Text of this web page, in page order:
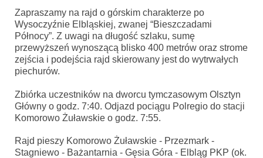
Zapraszamy na rajd o górskim charakterze po
Wysoczyźnie Elbląskiej, zwanej “Bieszczadami
Północy”. Z uwagi na długość szlaku, sumę
przewyższeń wynoszącą blisko 400 metrów oraz strome
zejścia i podejścia rajd skierowany jest do wytrwałych
piechurów.
Zbiórka uczestników na dworcu tymczasowym Olsztyn
Główny o godz. 7:40. Odjazd pociągu Polregio do stacji
Komorowo Żuławskie o godz. 7:55.
Rajd pieszy Komorowo Żuławskie - Przezmark -
Stagniewo - Bażantarnia - Gęsia Góra - Elbląg PKP (ok.